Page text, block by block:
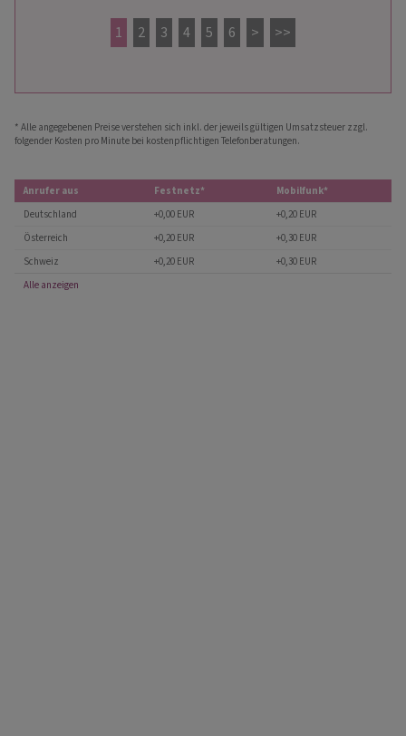
1 2 3 4 5 6 > >>
* Alle angegebenen Preise verstehen sich inkl. der jeweils gültigen Umsatzsteuer zzgl.
folgender Kosten pro Minute bei kostenpflichtigen Telefonberatungen.
Anrufer aus Festnetz*
Mobilfunk*
Deutschland
+0,00 EUR
+0,20 EUR
Österreich
+0,20 EUR
+0,30 EUR
Schweiz
+0,20 EUR
+0,30 EUR
Alle anzeigen